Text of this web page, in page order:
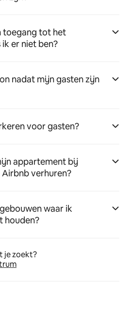
toegang tot het
er niet ben?
nadat mijn gasten zijn
voor gasten?
appartement bij
Airbnb verhuren?
waar ik
houden?
je zoekt?